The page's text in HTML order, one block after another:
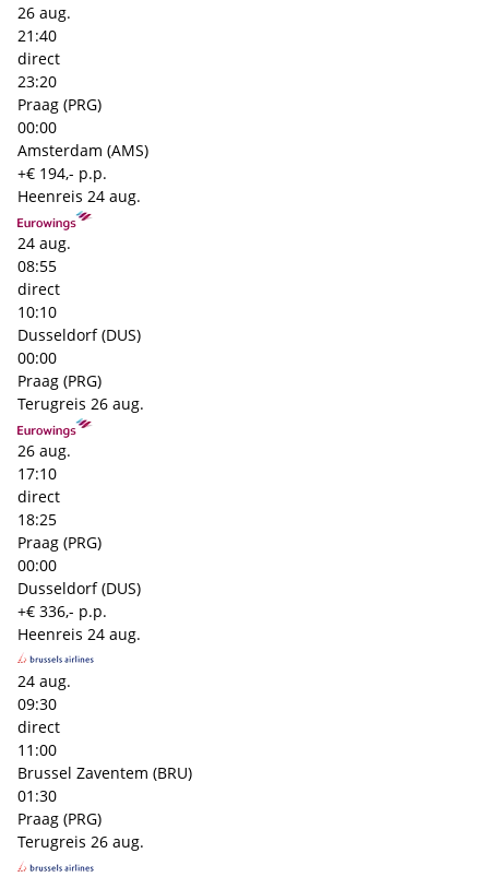
26 aug.
21:40
direct
23:20
Praag (PRG)
00:00
Amsterdam (AMS)
+€ 194,- p.p.
Heenreis 24 aug.
24 aug.
08:55
direct
10:10
Dusseldorf (DUS)
00:00
Praag (PRG)
Terugreis 26 aug.
26 aug.
17:10
direct
18:25
Praag (PRG)
00:00
Dusseldorf (DUS)
+€ 336,- p.p.
Heenreis 24 aug.
24 aug.
09:30
direct
11:00
Brussel Zaventem (BRU)
01:30
Praag (PRG)
Terugreis 26 aug.